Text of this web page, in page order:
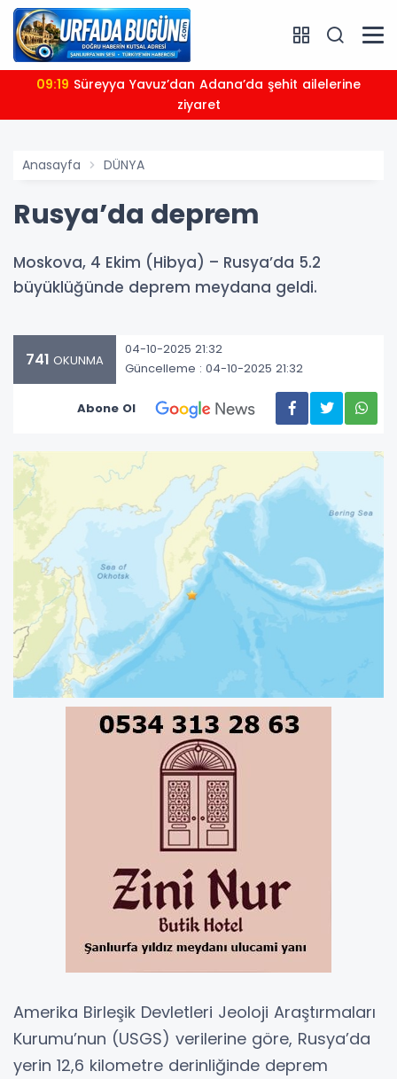
09:19
ziyaret
Anasayfa DÜNYA
Rusya’da deprem
Moskova, 4 Ekim (Hibya) – Rusya’da 5.2
büyüklüğünde deprem meydana geldi.
741 OKUNMA
04-10-2025 21:32
Güncelleme : 04-10-2025 21:32
Abone Ol
Amerika Birleşik Devletleri Jeoloji Araştırmaları
Kurumu’nun (USGS) verilerine göre, Rusya’da
yerin 12,6 kilometre derinliğinde deprem